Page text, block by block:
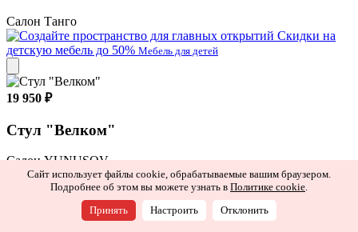
Салон Танго
Скидки на
детскую мебель до 50% Мебель для детей
19 950 ₽
Стул "Велком"
Салон YUNUSOV
Сайт использует файлы cookie, обрабатываемые вашим браузером.
Подробнее об этом вы можете узнать в Политике cookie.
Принять Настроить Отклонить